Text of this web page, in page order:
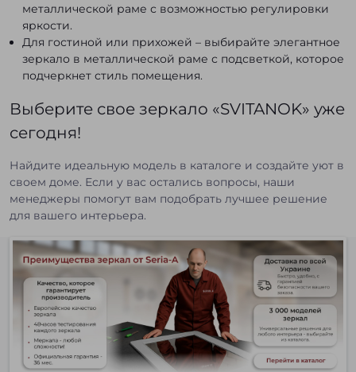
металлической раме с возможностью регулировки
яркости.
Для гостиной или прихожей – выбирайте элегантное
зеркало в металлической раме с подсветкой, которое
подчеркнет стиль помещения.
Выберите свое зеркало «SVITANOK» уже
сегодня!
Найдите идеальную модель в каталоге и создайте уют в
своем доме. Если у вас остались вопросы, наши
менеджеры помогут вам подобрать лучшее решение
для вашего интерьера.